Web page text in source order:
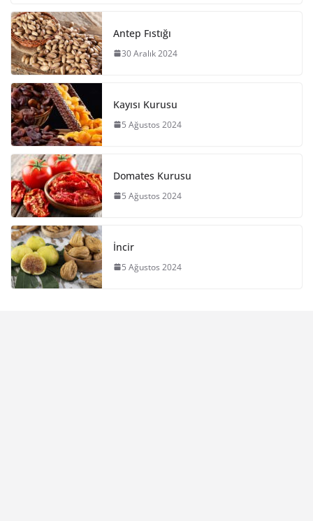
Antep Fıstığı
30 Aralık 2024
Kayısı Kurusu
5 Ağustos 2024
Domates Kurusu
5 Ağustos 2024
İncir
5 Ağustos 2024